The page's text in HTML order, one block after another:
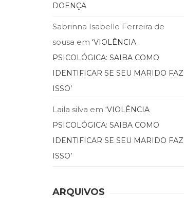
DOENÇA
Sabrinna Isabelle Ferreira de
sousa em ‘VIOLÊNCIA
PSICOLÓGICA: SAIBA COMO
IDENTIFICAR SE SEU MARIDO FAZ
ISSO’
Laila silva em ‘VIOLÊNCIA
PSICOLÓGICA: SAIBA COMO
IDENTIFICAR SE SEU MARIDO FAZ
ISSO’
ARQUIVOS